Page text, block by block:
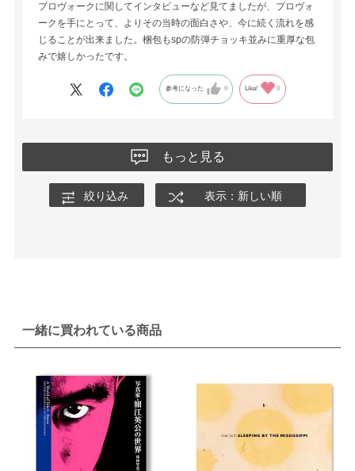
プロヴォークに関してインタビューなど見てましたが、プロヴォ
ークを手にとって、よりその当時の面白さや、今に続く流れを感
じることが出来ました。梱包もspの防弾チョッキ並みに重厚な包
みで嬉しかったです。
参考になった 0 Like! 0
もっと見る
絞り込み 表示：新しい順
一緒に買われている商品